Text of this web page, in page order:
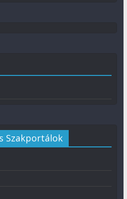
Szakportálok